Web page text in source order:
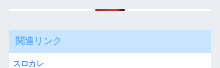
関連リンク
スロカレ